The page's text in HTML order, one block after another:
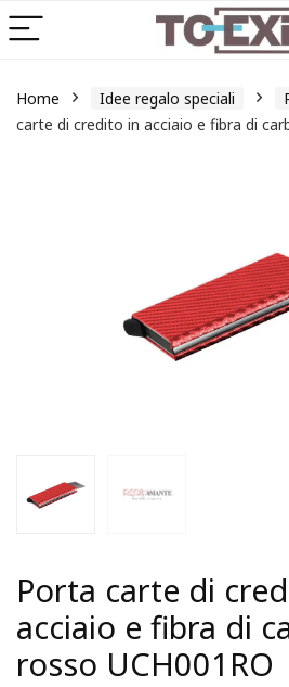
Home Idee regalo speciali
carte di credito in acciaio e fibra di
Porta carte di
acciaio e fibra di
rosso UCH001RO